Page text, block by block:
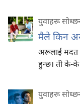
युवाहरू
मैले किन
अरूलाई मदत
हुन्छ। ती के-
युवाहरू